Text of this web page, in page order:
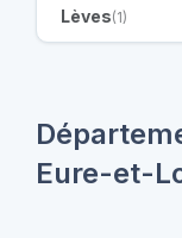
Lèves(1)
Eure-et-